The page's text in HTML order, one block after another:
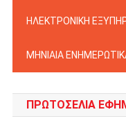
ΗΛΕΚΤΡΟΝΙΚΗ
ΜΗΝΙΑΙΑ
ΠΡΩΤΟΣΈΛΙΑ